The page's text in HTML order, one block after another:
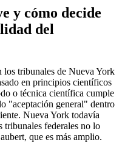
y cómo decide
del
los tribunales de Nueva York
en principios científicos
o técnica científica cumple
"aceptación general" dentro
Nueva York todavía
tribunales federales no lo
que es más amplio.